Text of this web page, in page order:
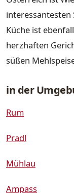
interessantesten
Küche ist
herzhaften
süßen
in der
Rum
Pradl
Mühlau
Ampass